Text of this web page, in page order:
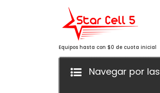
Equipos hasta con $0 de cuota inicial
Navegar por las